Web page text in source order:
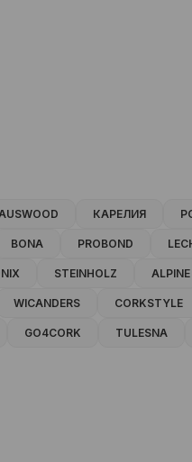
КАРЕЛИЯ
BONA PROBOND
STEINHOLZ
WICANDERS CORKSTYLE
GO4CORK TULESNA